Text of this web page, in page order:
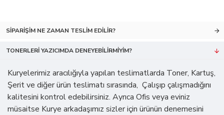
SIPARIŞIM NE ZAMAN TESLIM EDILIR?
TONERLERI YAZICIMDA DENEYEBILIRMIYIM?
Kuryelerimiz aracılığıyla yapılan teslimatlarda Toner, Kartuş,
Şerit ve diğer ürün teslimatı sırasında, Çalışıp çalışmadığını
kalitesini kontrol edebilirsiniz. Ayrıca Ofis veya eviniz
müsaitse Kurye arkadaşımız sizler için ürünün denemesini